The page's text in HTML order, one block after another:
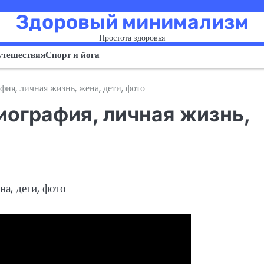
Здоровый минимализм
Простота здоровья
Спорт и йога
личная жизнь, жена, дети, фото
личная жизнь,